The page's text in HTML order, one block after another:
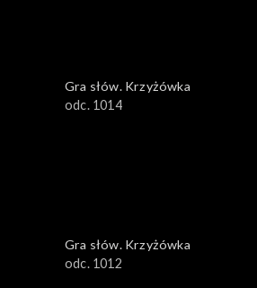
Gra słów. Krzyżówka
odc. 1014
Gra słów. Krzyżówka
odc. 1012